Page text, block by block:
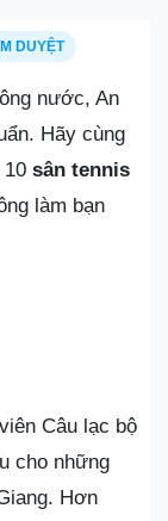
DUYỆT
nước, An
Hãy cùng
sân tennis
làm bạn
Câu lạc bộ
cho những
Hơn